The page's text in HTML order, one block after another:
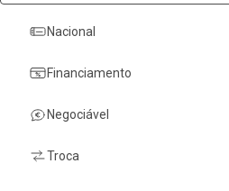
Nacional
Financiamento
Negociável
Troca